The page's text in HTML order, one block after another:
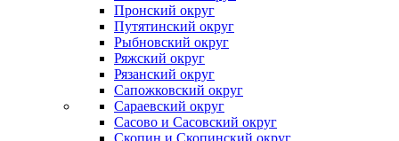
Пронский округ
Путятинский округ
Рыбновский округ
Ряжский округ
Рязанский округ
Сапожковский округ
Сараевский округ
Сасово и Сасовский округ
Скопин и Скопинский округ